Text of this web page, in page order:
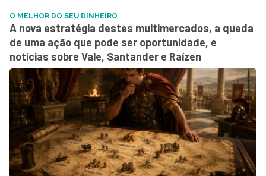
O MELHOR DO SEU DINHEIRO
A nova estratégia destes multimercados, a queda
de uma ação que pode ser oportunidade, e
notícias sobre Vale, Santander e Raízen